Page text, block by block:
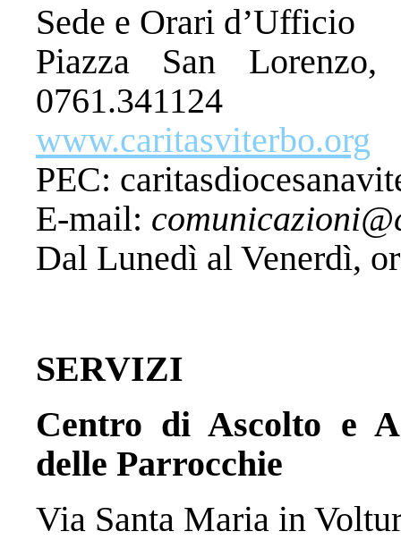
Sede e Orari d’Ufficio
Piazza San
0761.341124
www.caritasviterbo.org
PEC:
E-mail:
Dal Lunedì al Venerdì,
SERVIZI
Centro di Ascolto e
delle Parrocchie
Via Santa Maria in